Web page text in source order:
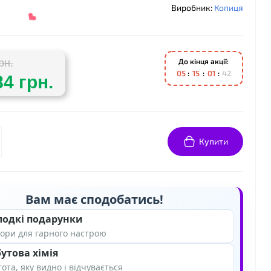
Виробник: Копиця
грн.
До кінця акції:
05 15 01 41
Купити
Вам має сподобатись!
подарунки
для гарного настрою
хімія
яку видно і відчувається
❤